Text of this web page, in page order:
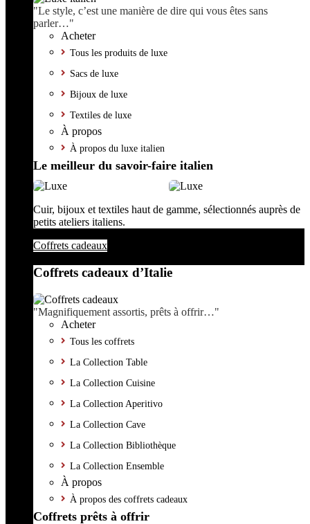
"Le style, c’est une manière de dire qui vous êtes sans
parler…"
Acheter
Tous les produits de luxe
Sacs de luxe
Bijoux de luxe
Textiles de luxe
À propos
À propos du luxe italien
Le meilleur du savoir-faire italien
Cuir, bijoux et textiles haut de gamme, sélectionnés auprès de
petits ateliers italiens.
Coffrets cadeaux
Coffrets cadeaux d’Italie
"Magnifiquement assortis, prêts à offrir…"
Acheter
Tous les coffrets
La Collection Table
La Collection Cuisine
La Collection Aperitivo
La Collection Cave
La Collection Bibliothèque
La Collection Ensemble
À propos
À propos des coffrets cadeaux
Coffrets prêts à offrir